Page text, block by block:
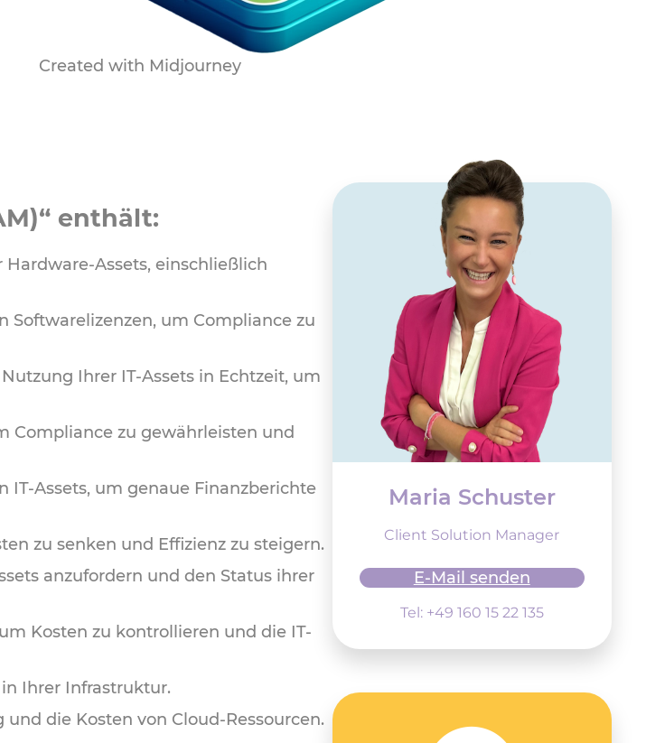
Created with Midjourney
enthält:
Assets, einschließlich
Softwarelizenzen, um Compliance zu
Ihrer IT-Assets in Echtzeit, um
Compliance zu gewährleisten und
IT-Assets, um genaue Finanzberichte
zu senken und Effizienz zu steigern.
anzufordern und den Status ihrer
Kosten zu kontrollieren und die IT-
Ihrer Infrastruktur.
die Kosten von Cloud-Ressourcen.
Maria Schuster
Client Solution Manager
E-Mail senden
Tel: +49 160 15 22 135